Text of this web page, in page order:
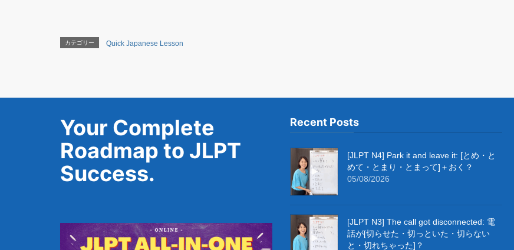
カテゴリー Quick Japanese Lesson
Your Complete
Roadmap to JLPT
Success.
Recent Posts
[JLPT N4] Park it and leave it: [とめ・と
めて・とまり・とまって]＋おく？
05/08/2026
[JLPT N3] The call got disconnected: 電
話が[切らせた・切っといた・切らない
と・切れちゃった]？